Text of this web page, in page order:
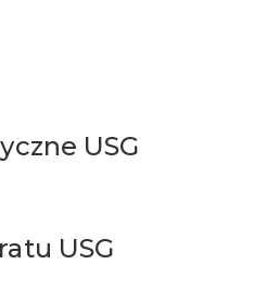
USG
USG